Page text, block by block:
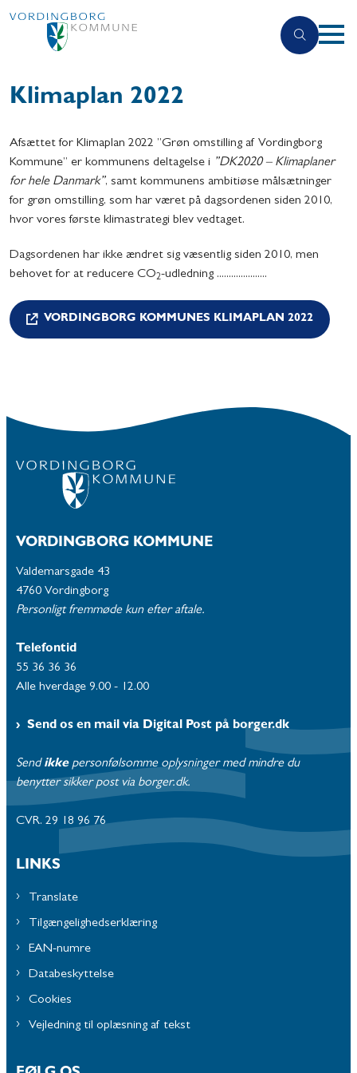
Klimaplan 2022
Afsættet for Klimaplan 2022 ”Grøn omstilling af Vordingborg
Kommune” er kommunens deltagelse i ”DK2020 – Klimaplaner
for hele Danmark”, samt kommunens ambitiøse målsætninger
for grøn omstilling, som har været på dagsordenen siden 2010,
hvor vores første klimastrategi blev vedtaget.
Dagsordenen har ikke ændret sig væsentlig siden 2010, men
behovet for at reducere CO2-udledning .....................
VORDINGBORG KOMMUNES KLIMAPLAN 2022
VORDINGBORG KOMMUNE
Valdemarsgade 43
4760 Vordingborg
Personligt fremmøde kun efter aftale.
Telefontid
55 36 36 36
Alle hverdage 9.00 - 12.00
Send os en mail via Digital Post på borger.dk
Send ikke personfølsomme oplysninger med mindre du
benytter sikker post via borger.dk.
CVR. 29 18 96 76
LINKS
Translate
Tilgængelighedserklæring
EAN-numre
Databeskyttelse
Cookies
Vejledning til oplæsning af tekst